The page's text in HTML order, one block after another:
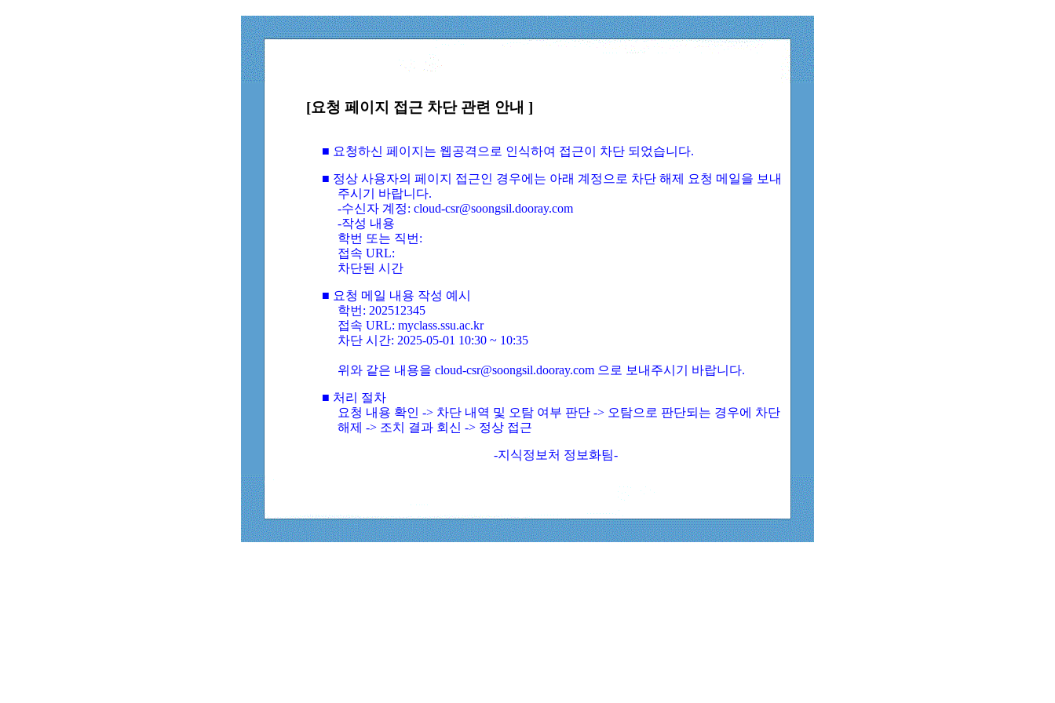
[요청 페이지 접근 차단 관련 안내 ]
■ 요청하신 페이지는 웹공격으로 인식하여 접근이 차단 되었습니다.
■ 정상 사용자의 페이지 접근인 경우에는 아래 계정으로 차단 해제 요청 메일을 보내
주시기 바랍니다.
-수신자 계정: cloud-csr@soongsil.dooray.com
-작성 내용
학번 또는 직번:
접속 URL:
차단된 시간
■ 요청 메일 내용 작성 예시
학번: 202512345
접속 URL: myclass.ssu.ac.kr
차단 시간: 2025-05-01 10:30 ~ 10:35
위와 같은 내용을 cloud-csr@soongsil.dooray.com 으로 보내주시기 바랍니다.
■ 처리 절차
요청 내용 확인 -> 차단 내역 및 오탐 여부 판단 -> 오탐으로 판단되는 경우에 차단
해제 -> 조치 결과 회신 -> 정상 접근
-지식정보처 정보화팀-